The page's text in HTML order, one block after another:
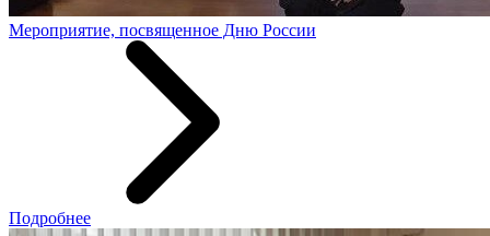
Мероприятие, посвященное Дню России
Подробнее